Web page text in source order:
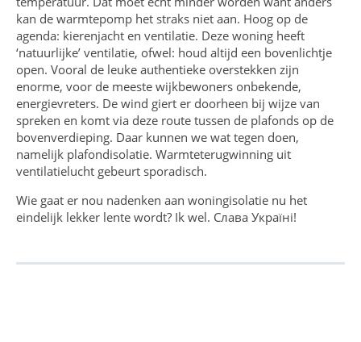
kan de warmtepomp het straks niet aan. Hoog op de
agenda: kierenjacht en ventilatie. Deze woning heeft
‘natuurlijke’ ventilatie, ofwel: houd altijd een bovenlichtje
open. Vooral de leuke authentieke overstekken zijn
enorme, voor de meeste wijkbewoners onbekende,
energievreters. De wind giert er doorheen bij wijze van
spreken en komt via deze route tussen de plafonds op de
bovenverdieping. Daar kunnen we wat tegen doen,
namelijk plafondisolatie. Warmteterugwinning uit
ventilatielucht gebeurt sporadisch.
Wie gaat er nou nadenken aan woningisolatie nu het
eindelijk lekker lente wordt? Ik wel. Слава Україні!